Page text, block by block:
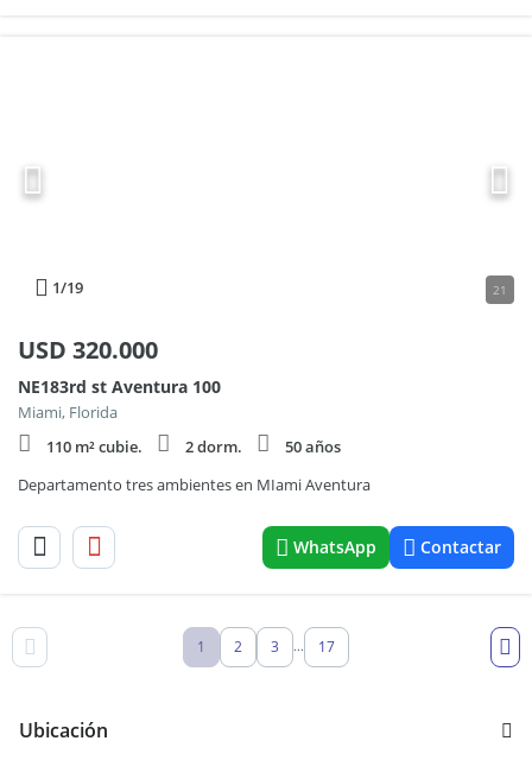
1/19 21
USD 320.000
NE183rd st Aventura 100
Miami, Florida
110 m² cubie.
2 dorm.
50 años
Departamento tres ambientes en MIami Aventura
WhatsApp Contactar
1 2 3 ... 17
Ubicación